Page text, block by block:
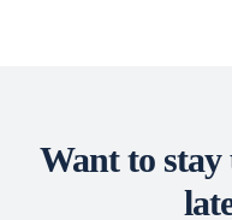
Want to